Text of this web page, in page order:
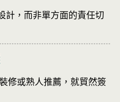
計，而非單方面的責任切
修或熟人推薦，就貿然簽